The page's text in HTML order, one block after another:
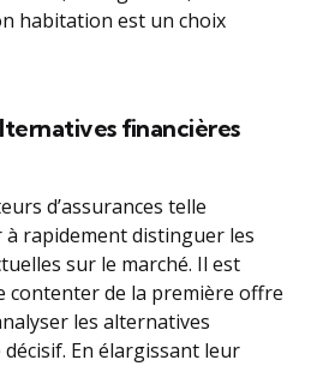
habitation est un choix
financières
d’assurances telle
à rapidement distinguer les
sur le marché. Il est
contenter de la première offre
les alternatives
En élargissant leur